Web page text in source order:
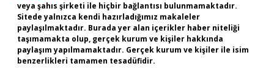
veya şahıs şirketi ile hiçbir bağlantısı bulunmamaktadır.
Sitede yalnızca kendi hazırladığımız makaleler
paylaşılmaktadır. Burada yer alan içerikler haber niteliği
taşımamakta olup, gerçek kurum ve kişiler hakkında
paylaşım yapılmamaktadır. Gerçek kurum ve kişiler ile isim
benzerlikleri tamamen tesadüfidir.